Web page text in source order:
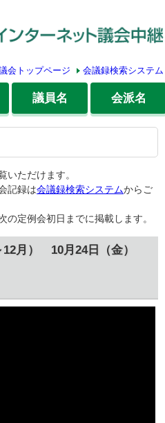
会トップページ 会議録検索システム
議員名 会派名
いただけます。
記録は会議録検索システムからご
定例会初日までに掲載します。
12月） 10月24日（金）